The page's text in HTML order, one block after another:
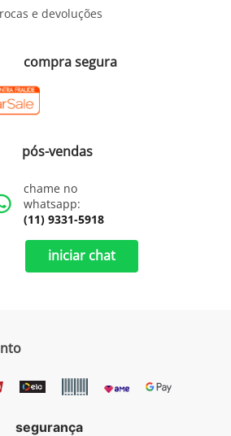
e devoluções
compra segura
pós-vendas
chame no
whatsapp:
(11) 9331-5918
iniciar chat
segurança